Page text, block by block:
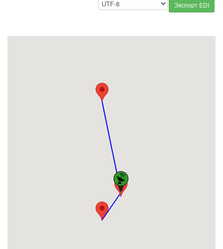
Экспорт EDI